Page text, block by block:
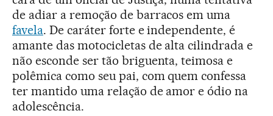
de adiar a remoção de barracos em uma
favela. De caráter forte e independente, é
amante das motocicletas de alta cilindrada e
não esconde ser tão briguenta, teimosa e
polêmica como seu pai, com quem confessa
ter mantido uma relação de amor e ódio na
adolescência.